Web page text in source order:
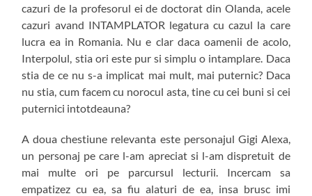
cazuri de la profesorul ei de doctorat din Olanda, acele
cazuri avand INTAMPLATOR legatura cu cazul la care
lucra ea in Romania. Nu e clar daca oamenii de acolo,
Interpolul, stia ori este pur si simplu o intamplare. Daca
stia de ce nu s-a implicat mai mult, mai puternic? Daca
nu stia, cum facem cu norocul asta, tine cu cei buni si cei
puternici intotdeauna?
A doua chestiune relevanta este personajul Gigi Alexa,
un personaj pe care l-am apreciat si l-am dispretuit de
mai multe ori pe parcursul lecturii. Incercam sa
empatizez cu ea, sa fiu alaturi de ea, insa brusc imi